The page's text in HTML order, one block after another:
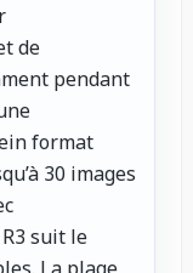
de
pendant
format
30 images
suit le